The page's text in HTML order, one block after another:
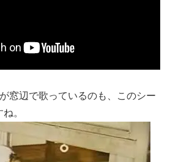
窓辺で歌っているのも、このシー
。